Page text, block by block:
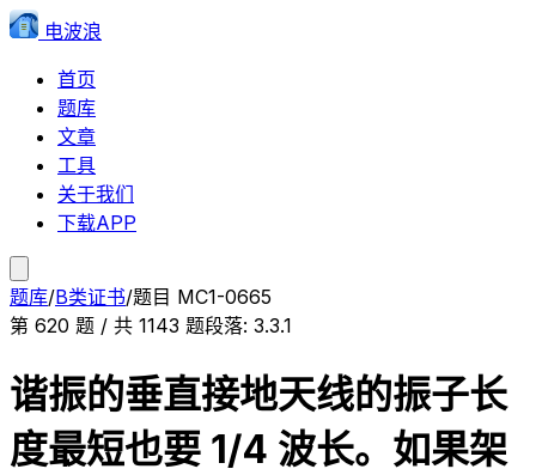
电波浪
首页
题库
文章
工具
关于我们
下载APP
题库/B类证书/题目 MC1-0665
第 620 题 / 共 1143 题段落: 3.3.1
谐振的垂直接地天线的振子长
度最短也要 1/4 波长。如果架